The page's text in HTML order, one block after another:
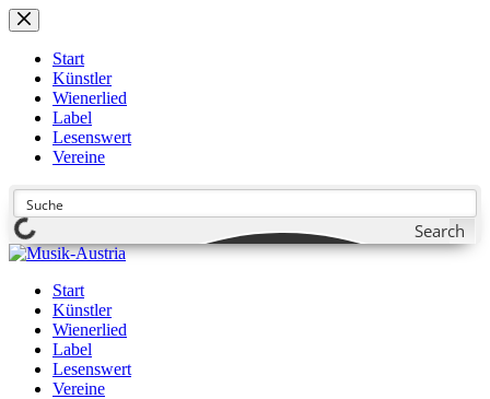
Zum
Inhalt
springenStart
Künstler
Wienerlied
Label
Lesenswert
Vereine
Search
Start
Künstler
Wienerlied
Label
Lesenswert
Vereine